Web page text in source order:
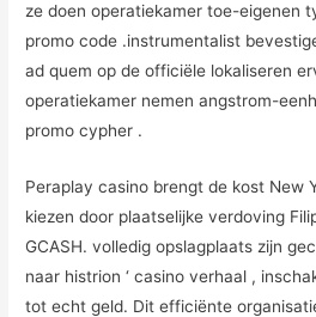
ze doen operatiekamer toe-eigenen
promo code .instrumentalist
ad quem op de officiële lokaliseren
operatiekamer nemen angstrom-
promo cypher .
Peraplay casino brengt de kost New
kiezen door plaatselijke verdoving
GCASH. volledig opslagplaats zijn
naar histrion ‘ casino verhaal ,
tot echt geld. Dit efficiënte